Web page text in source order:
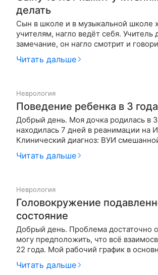
делать
Сын в школе и в музыкальной школе
учителям, нагло ведёт себя. Учитель
замечание, он нагло смотрит и
он или мне пофиг. Мы с мужем с ним
говорит что ему стыдно и тут же
Читать дальше
Неврология
Поведение ребенка в 3 года
Добрый день. Моя дочка родилась в
находилась 7 дней в реанимации на
Клинический диагноз: ВУИ
(вирусно-бактериальной) с
(пневмония), кожи (кожная форма
Читать дальше
Неврология
Головокружение подавленное
состояние
Добрый день. Проблема достаточно
могу предположить, что всё
22 года. Мой рабочий график в
работы в ночное время. Последнее
беспокоить частые "приступы"
Читать дальше